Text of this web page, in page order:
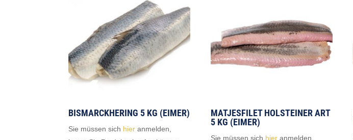
BISMARCKHERING 5 KG (EIMER)
Sie müssen sich hier anmelden,
MATJESFILET HOLSTEINER ART
5 KG (EIMER)
Sie müssen sich hier anmelden,